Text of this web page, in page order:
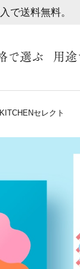
で送料無料。
で選ぶ 用
セレクト